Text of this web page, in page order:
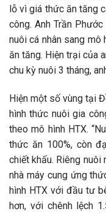
lỗ vì giá thức ăn tăng
công. Anh Trần
nuôi cá nhân sang mô
ăn tăng. Hiện trại của
chu kỳ nuôi 3 tháng,
Hiện một số vùng tại
hình thức nuôi gia
theo mô hình HTX.
thức ăn 100%, còn
chiết khấu. Riêng
nhà máy cung ứng
hình HTX với đầu tư
hơn, với chênh lệch